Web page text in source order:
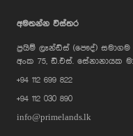
අමතන්න විස්තර
ප්‍රයිම් ලෑන්ඩ්ස් (පෞද්) සමාගම
අංක 75, ඩී.එස්. සේනානායක
+94 112 699 822
+94 112 030 890
info@primelands.lk
Hi,